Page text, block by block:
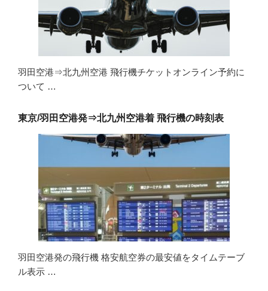
羽田空港⇒北九州空港 飛行機チケットオンライン予約に
ついて …
東京/羽田空港発⇒北九州空港着 飛行機の時刻表
羽田空港発の飛行機 格安航空券の最安値をタイムテーブ
ル表示 …